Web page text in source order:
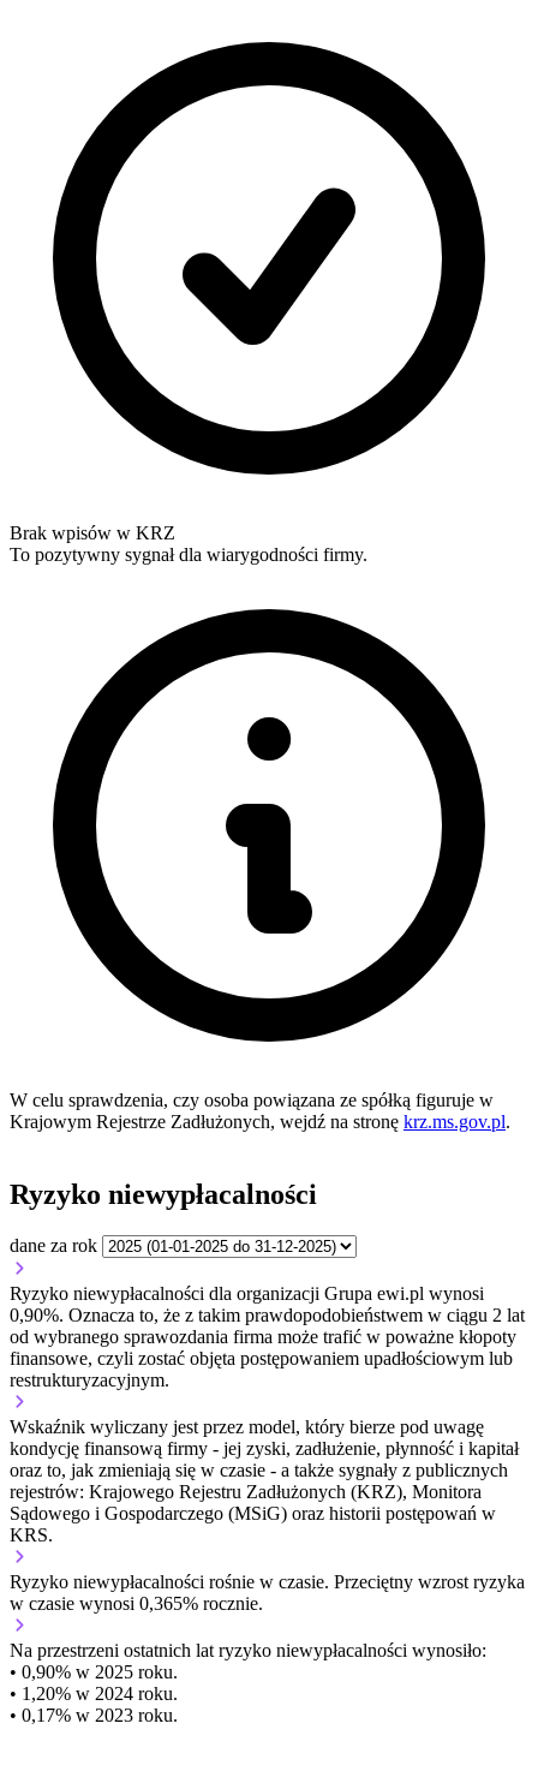
Brak wpisów w KRZ
To pozytywny sygnał dla wiarygodności firmy.
W celu sprawdzenia, czy osoba powiązana ze spółką figuruje w
Krajowym Rejestrze Zadłużonych, wejdź na stronę krz.ms.gov.pl.
Ryzyko niewypłacalności
dane za rok
Ryzyko niewypłacalności dla organizacji Grupa ewi.pl wynosi
0,90%. Oznacza to, że z takim prawdopodobieństwem w ciągu 2 lat
od wybranego sprawozdania firma może trafić w poważne kłopoty
finansowe, czyli zostać objęta postępowaniem upadłościowym lub
restrukturyzacyjnym.
Wskaźnik wyliczany jest przez model, który bierze pod uwagę
kondycję finansową firmy - jej zyski, zadłużenie, płynność i kapitał
oraz to, jak zmieniają się w czasie - a także sygnały z publicznych
rejestrów: Krajowego Rejestru Zadłużonych (KRZ), Monitora
Sądowego i Gospodarczego (MSiG) oraz historii postępowań w
KRS.
Ryzyko niewypłacalności rośnie w czasie. Przeciętny wzrost ryzyka
w czasie wynosi 0,365% rocznie.
Na przestrzeni ostatnich lat ryzyko niewypłacalności wynosiło:
• 0,90% w 2025 roku.
• 1,20% w 2024 roku.
• 0,17% w 2023 roku.